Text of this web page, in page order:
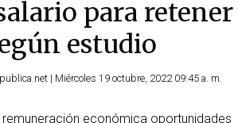
para retener
estudio
| Miércoles 19 octubre, 2022 09:45 a. m.